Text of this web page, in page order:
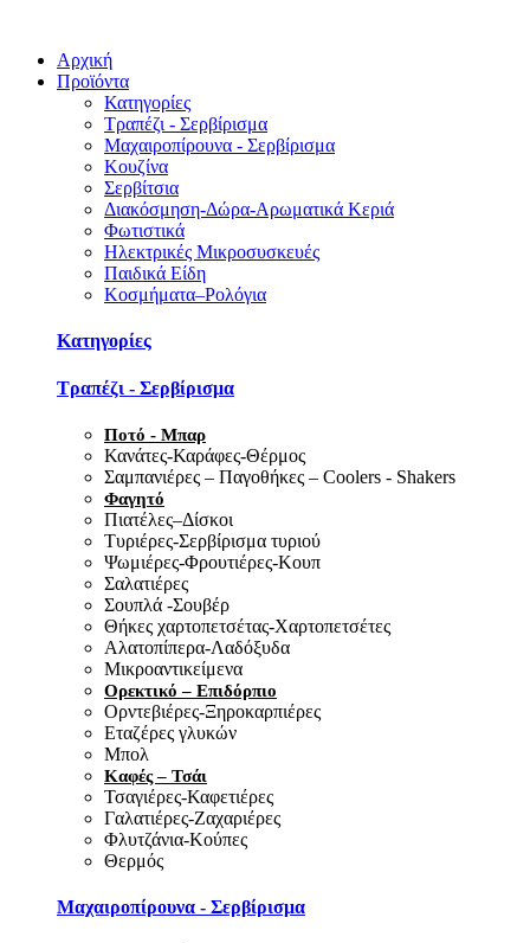
Αρχική
Προϊόντα
Κατηγορίες
Τραπέζι - Σερβίρισμα
Μαχαιροπίρουνα - Σερβίρισμα
Κουζίνα
Σερβίτσια
Διακόσμηση-Δώρα-Αρωματικά Κεριά
Φωτιστικά
Ηλεκτρικές Μικροσυσκευές
Παιδικά Είδη
Κοσμήματα–Ρολόγια
Κατηγορίες
Τραπέζι - Σερβίρισμα
Ποτό - Μπαρ
Κανάτες-Καράφες-Θέρμος
Σαμπανιέρες – Παγοθήκες – Coolers - Shakers
Φαγητό
Πιατέλες–Δίσκοι
Τυριέρες-Σερβίρισμα τυριού
Ψωμιέρες-Φρουτιέρες-Κουπ
Σαλατιέρες
Σουπλά -Σουβέρ
Θήκες χαρτοπετσέτας-Χαρτοπετσέτες
Αλατοπίπερα-Λαδόξυδα
Μικροαντικείμενα
Ορεκτικό – Επιδόρπιο
Ορντεβιέρες-Ξηροκαρπιέρες
Εταζέρες γλυκών
Μπολ
Καφές – Τσάι
Τσαγιέρες-Καφετιέρες
Γαλατιέρες-Ζαχαριέρες
Φλυτζάνια-Κούπες
Θερμός
Μαχαιροπίρουνα - Σερβίρισμα